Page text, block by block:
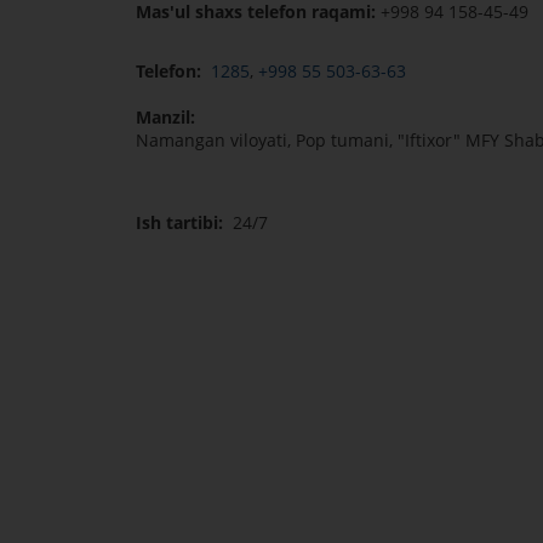
Mas'ul shaxs telefon raqami: +998 94 158-45-49
Telefon: 1285, +998 55 503-63-63
Manzil:
Namangan viloyati, Pop tumani, "Iftixor" MFY
Ish tartibi: 24/7